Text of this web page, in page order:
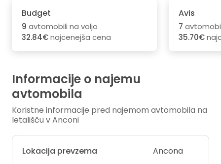
Budget
9 avtomobili na voljo
32.84€najcenejša cena
Avis
7
35.70€
Informacije o najemu
avtomobila
Koristne informacije pred najemom avtomobila na
letališču v Anconi
Lokacija prevzema Ancona